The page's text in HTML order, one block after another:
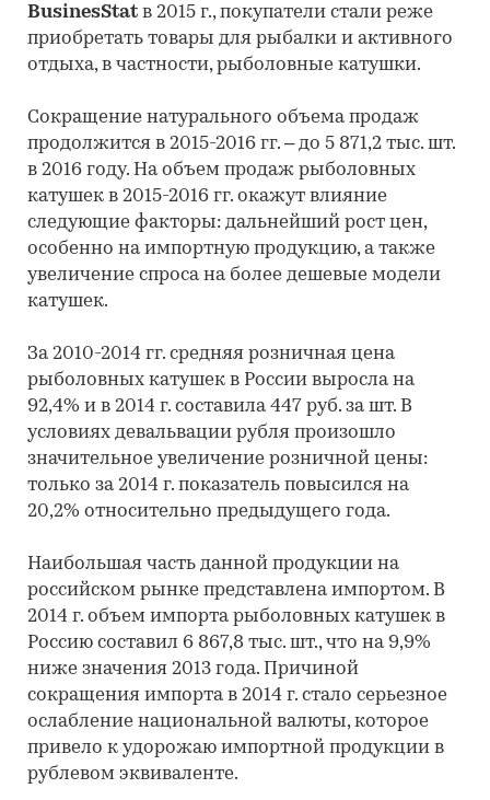
BusinesStat в 2015 г., покупатели стали реже
приобретать товары для рыбалки и активного
отдыха, в частности, рыболовные катушки.
Сокращение натурального объема продаж
продолжится в 2015-2016 гг. – до 5 871,2 тыс. шт.
в 2016 году. На объем продаж рыболовных
катушек в 2015-2016 гг. окажут влияние
следующие факторы: дальнейший рост цен,
особенно на импортную продукцию, а также
увеличение спроса на более дешевые модели
катушек.
За 2010-2014 гг. средняя розничная цена
рыболовных катушек в России выросла на
92,4% и в 2014 г. составила 447 руб. за шт. В
условиях девальвации рубля произошло
значительное увеличение розничной цены:
только за 2014 г. показатель повысился на
20,2% относительно предыдущего года.
Наибольшая часть данной продукции на
российском рынке представлена импортом. В
2014 г. объем импорта рыболовных катушек в
Россию составил 6 867,8 тыс. шт., что на 9,9%
ниже значения 2013 года. Причиной
сокращения импорта в 2014 г. стало серьезное
ослабление национальной валюты, которое
привело к удорожаю импортной продукции в
рублевом эквиваленте.